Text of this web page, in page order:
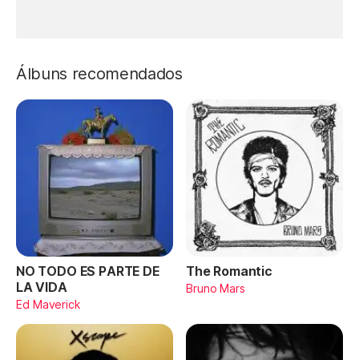
Álbuns recomendados
NO TODO ES PARTE DE
LA VIDA
Ed Maverick
The Romantic
Bruno Mars